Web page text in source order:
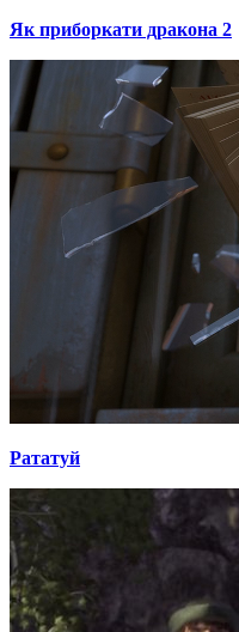
Як приборкати дракона 2
Рататуй